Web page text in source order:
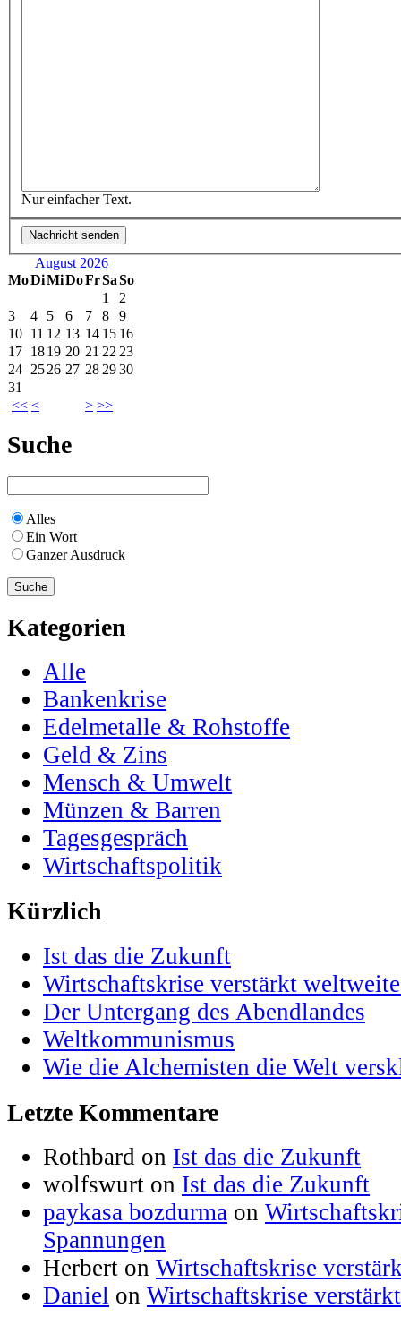
Nur einfacher Text.
August 2026
MoDiMiDoFrSaSo
<< < > >>
1
2
3
4 5 6 7 8
9
10 11 12 13 14 15 16
17 1819 20 21 22 23
24 2526 27 28 2930
31
Suche
Alles
Ein Wort
Ganzer Ausdruck
Kategorien
Alle
Bankenkrise
Edelmetalle & Rohstoffe
Geld & Zins
Mensch & Umwelt
Münzen & Barren
Tagesgespräch
Wirtschaftspolitik
Kürzlich
Ist das die Zukunft
Wirtschaftskrise verstärkt
Der Untergang des Abendlandes
Weltkommunismus
Wie die Alchemisten die Welt
Letzte Kommentare
Rothbard on Ist das die Zukunft
wolfswurt on Ist das die Zukunft
paykasa bozdurma on
Spannungen
Herbert on Wirtschaftskrise
Daniel on Wirtschaftskrise